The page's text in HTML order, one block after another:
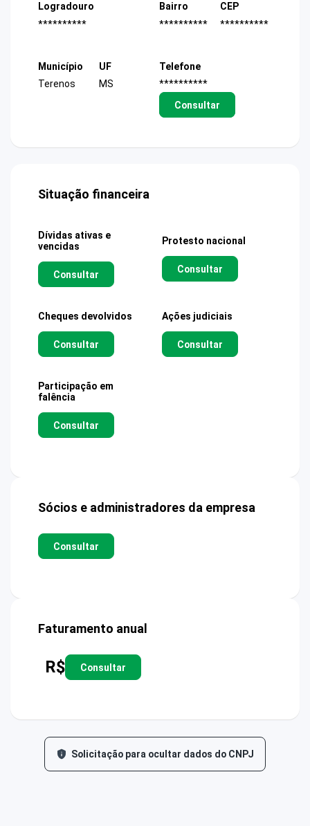
Logradouro
**********
Bairro
**********
CEP
**********
Município
Terenos
UF
MS
Telefone
**********
Consultar
Situação financeira
Dívidas ativas e
vencidas
Consultar
Protesto nacional
Consultar
Cheques devolvidos
Consultar
Ações judiciais
Consultar
Participação em
falência
Consultar
Sócios e administradores da empresa
Consultar
Faturamento anual
R$ Consultar
Solicitação para ocultar dados do CNPJ